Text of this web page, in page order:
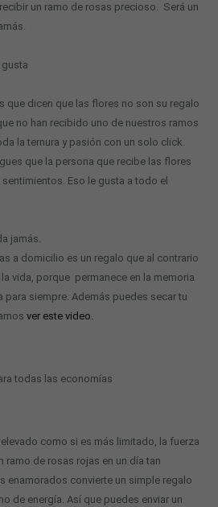
un ramo de rosas precioso. Será un
que dicen que las flores no son su regalo
no han recibido uno de nuestros ramos
la ternura y pasión con un solo click.
que la persona que recibe las flores
Eso le gusta a todo el
jamás.
a domicilio es un regalo que al contrario
vida, porque permanece en la memoria
para siempre. Además puedes secar tu
ver este video.
todas las economías
como si es más limitado, la fuerza
ramo de rosas rojas en un día tan
enamorados convierte un simple regalo
de energía. Así que puedes enviar un